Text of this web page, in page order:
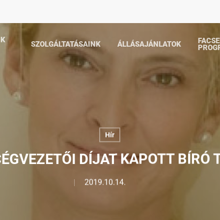
SZOLGÁLTATÁSAINK ÁLLÁSAJÁNLATOK
Hír
DÍJAT KAPOTT BÍRÓ
2019.10.14.